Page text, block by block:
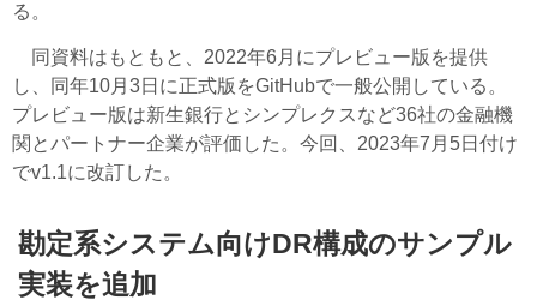
る。
同資料はもともと、2022年6月にプレビュー版を提供
し、同年10月3日に正式版をGitHubで一般公開している。
プレビュー版は新生銀行とシンプレクスなど36社の金融機
関とパートナー企業が評価した。今回、2023年7月5日付け
でv1.1に改訂した。
勘定系システム向けDR構成のサンプル
実装を追加